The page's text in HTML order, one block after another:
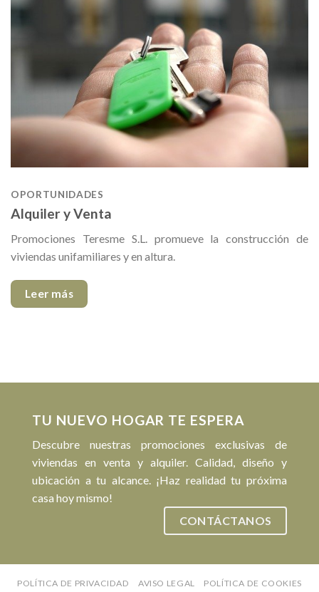
OPORTUNIDADES
Alquiler y Venta
Promociones Teresme S.L. promueve la construcción de
viviendas unifamiliares y en altura.
Leer más
TU NUEVO HOGAR TE ESPERA
Descubre nuestras promociones exclusivas de
viviendas en venta y alquiler. Calidad, diseño y
ubicación a tu alcance. ¡Haz realidad tu próxima
casa hoy mismo!
CONTÁCTANOS
POLÍTICA DE PRIVACIDAD AVISO LEGAL POLÍTICA DE COOKIES